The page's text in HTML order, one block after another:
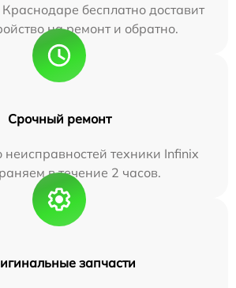
бесплатно доставит
на ремонт и обратно.
Срочный ремонт
неисправностей техники Infinix
в течение 2 часов.
запчасти